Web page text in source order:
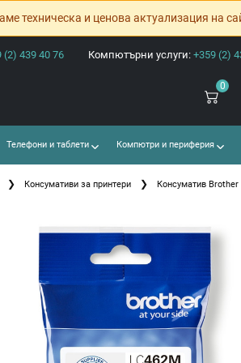
техническа и ценова актуализация на
(2) 439 40 76 Компютърни услуги: +359 (2)
0
Телефони и таблети Компютри и периферия
Консумативи за принтери Консуматив